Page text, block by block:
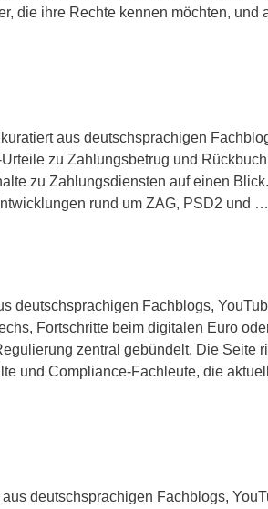
die ihre Rechte kennen möchten, und
aus deutschsprachigen
zu Zahlungsbetrug und
zu Zahlungsdiensten auf einen
rund um ZAG, PSD2 und …
deutschsprachigen Fachblogs,
Fortschritte beim digitalen Euro
zentral gebündelt. Die Seite
und Compliance-Fachleute, die
deutschsprachigen Fachblogs,